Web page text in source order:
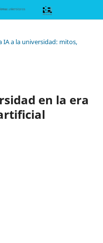
IA a la universidad: mitos,
en la era